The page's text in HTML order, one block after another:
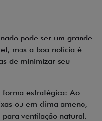
pode ser um grande
, mas a boa notícia é
de minimizar seu
forma estratégica: Ao
ou em clima ameno,
ventilação natural.